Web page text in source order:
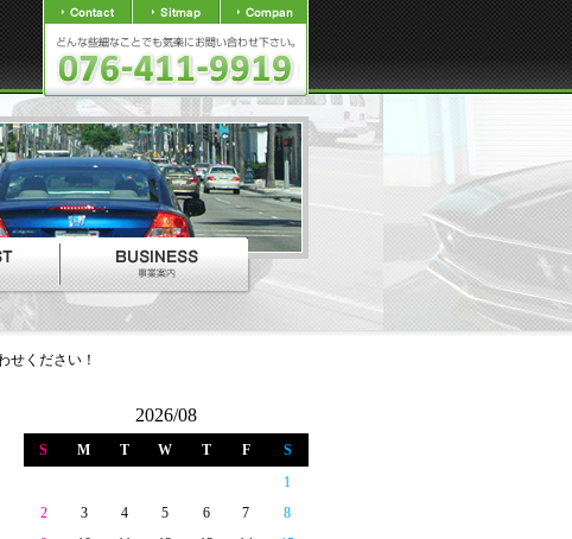
せください！
2026/08
S M T W T F S
1
2
3 4 5 6 7
8